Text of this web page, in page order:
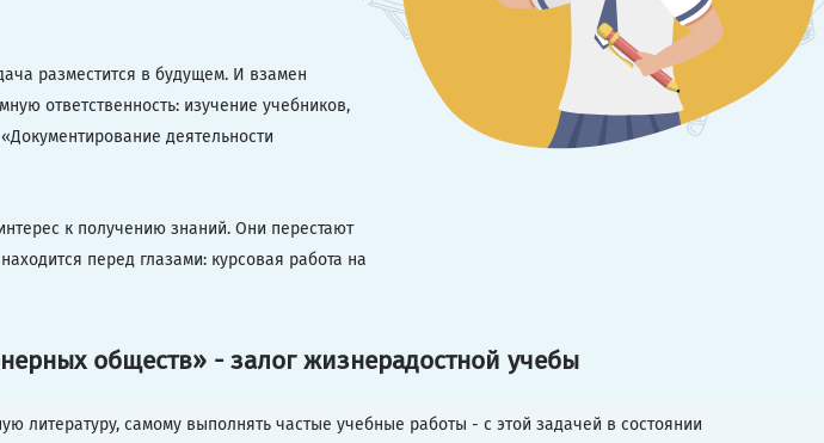
разместится в будущем. И взамен
ответственность: изучение учебников,
деятельности
к получению знаний. Они перестают
перед глазами: курсовая работа на
обществ» - залог жизнерадостной учебы
литературу, самому выполнять частые учебные работы - с этой задачей в состоянии